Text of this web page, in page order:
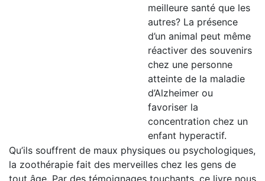
meilleure santé que les
autres? La présence
d’un animal peut même
réactiver des souvenirs
chez une personne
atteinte de la maladie
d’Alzheimer ou
favoriser la
concentration chez un
enfant hyperactif.
Qu’ils souffrent de maux physiques ou psychologiques,
la zoothérapie fait des merveilles chez les gens de
tout âge. Par des témoignages touchants, ce livre nous